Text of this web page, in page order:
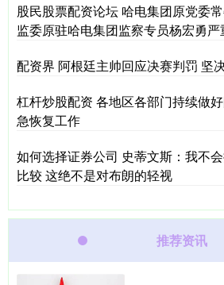
股民股票配资论坛 哈电集团原党委
监委原驻哈电集团监察专员杨宏勇
配资界 阿根廷主帅回应决赛判罚 坚
杠杆炒股配资 各地区各部门持续做
急恢复工作
如何选择证券公司 史蒂文斯：我不
比较 这绝不是对布朗的轻视
推荐资讯